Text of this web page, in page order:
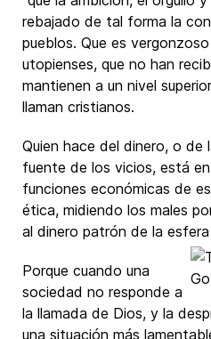
rebajado de tal forma la
pueblos. Que es
utopienses, que no han
mantienen a un nivel
llaman cristianos.
Quien hace del dinero, o de
fuente de los vicios, está
funciones económicas de
ética, midiendo los males
al dinero patrón de la esfera
Porque cuando una
sociedad no responde a
la llamada de Dios, y la
una situación más